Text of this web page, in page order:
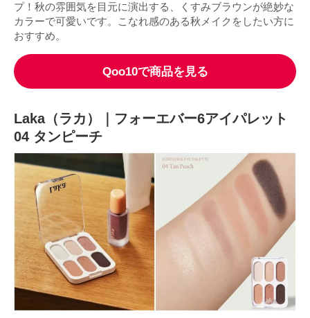
プ！秋の雰囲気を目元に演出する、くすみブラウンが絶妙な
カラーで可愛いです。こなれ感のある秋メイクをしたい方に
おすすめ。
Qoo10で商品を見る
Laka（ラカ）｜フォーエバー6アイパレット
04 タンピーチ